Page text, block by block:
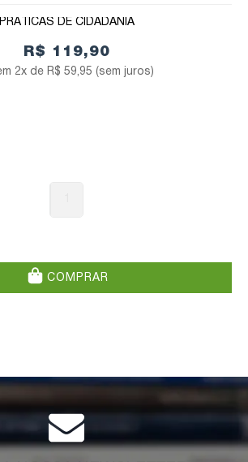
PRÁTICAS DE CIDADANIA
R$ 119,90
2x de R$ 59,95 (sem juros)
COMPRAR